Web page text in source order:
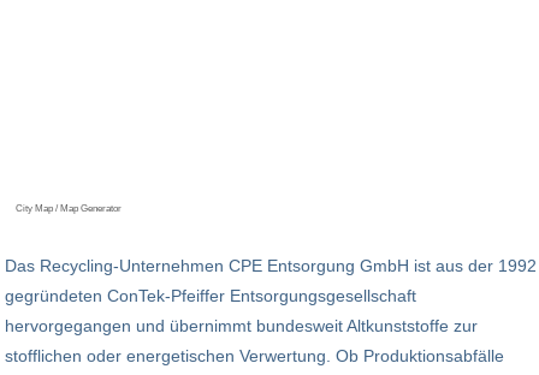
City Map / Map Generator
Das Recycling-Unternehmen CPE Entsorgung GmbH ist aus der 1992
gegründeten ConTek-Pfeiffer Entsorgungsgesellschaft
hervorgegangen und übernimmt bundesweit Altkunststoffe zur
stofflichen oder energetischen Verwertung. Ob Produktionsabfälle